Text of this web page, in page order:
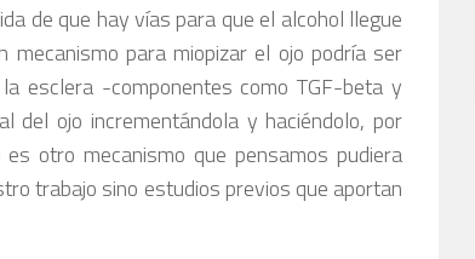
de que hay vías para que el alcohol llegue
mecanismo para miopizar el ojo podría ser
esclera -componentes como TGF-beta y
del ojo incrementándola y haciéndolo, por
otro mecanismo que pensamos pudiera
trabajo sino estudios previos que aportan